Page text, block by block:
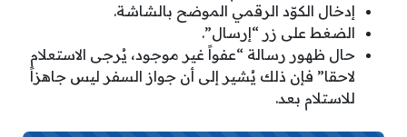
إدخال الكوّد الرقمي الموضح بالشاشة.
الضغط على زر “إرسال”.
حال ظهور رسالة “عفواً غير موجود، يُرجى الاستعلام
لاحقا” فإن ذلك يُشير إلى أن جواز السفر ليس جاهزاً
للاستلام بعد.